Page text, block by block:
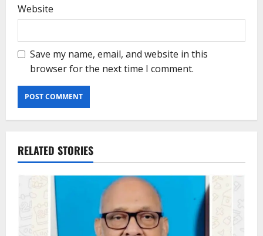
Website
Save my name, email, and website in this
browser for the next time I comment.
RELATED STORIES